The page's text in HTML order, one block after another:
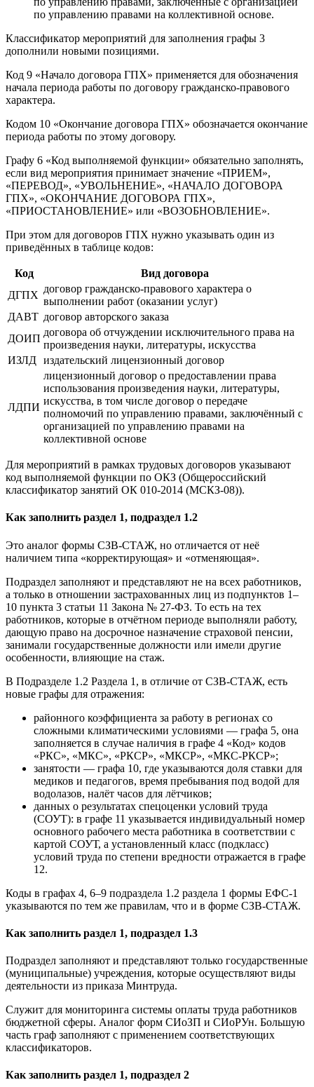
по управлению правами на коллективной основе.
Классификатор мероприятий для заполнения графы 3
дополнили новыми позициями.
Код 9 «Начало договора ГПХ» применяется для обозначения
начала периода работы по договору гражданско-правового
характера.
Кодом 10 «Окончание договора ГПХ» обозначается окончание
периода работы по этому договору.
Графу 6 «Код выполняемой функции» обязательно заполнять,
если вид мероприятия принимает значение «ПРИЕМ»,
«ПЕРЕВОД», «УВОЛЬНЕНИЕ», «НАЧАЛО ДОГОВОРА
ГПХ», «ОКОНЧАНИЕ ДОГОВОРА ГПХ»,
«ПРИОСТАНОВЛЕНИЕ» или «ВОЗОБНОВЛЕНИЕ».
При этом для договоров ГПХ нужно указывать один из
приведённых в таблице кодов:
Код
Вид договора
ДГПХ
договор гражданско-правового характера о
выполнении работ (оказании услуг)
ДАВТ договор авторского заказа
ДОИП
договора об отчуждении исключительного права на
произведения науки, литературы, искусства
ИЗЛД издательский лицензионный договор
ЛДПИ
лицензионный договор о предоставлении права
использования произведения науки, литературы,
искусства, в том числе договор о передаче
полномочий по управлению правами, заключённый с
организацией по управлению правами на
коллективной основе
Для мероприятий в рамках трудовых договоров указывают
код выполняемой функции по ОКЗ (Общероссийский
классификатор занятий ОК 010-2014 (МСКЗ-08)).
Как заполнить раздел 1, подраздел 1.2
Это аналог формы СЗВ-СТАЖ, но отличается от неё
наличием типа «корректирующая» и «отменяющая».
Подраздел заполняют и представляют не на всех работников,
а только в отношении застрахованных лиц из подпунктов 1–
10 пункта 3 статьи 11 Закона № 27-ФЗ. То есть на тех
работников, которые в отчётном периоде выполняли работу,
дающую право на досрочное назначение страховой пенсии,
занимали государственные должности или имели другие
особенности, влияющие на стаж.
В Подразделе 1.2 Раздела 1, в отличие от СЗВ-СТАЖ, есть
новые графы для отражения:
районного коэффициента за работу в регионах со
сложными климатическими условиями — графа 5, она
заполняется в случае наличия в графе 4 «Код» кодов
«РКС», «МКС», «РКСР», «МКСР», «МКС-РКСР»;
занятости — графа 10, где указываются доля ставки для
медиков и педагогов, время пребывания под водой для
водолазов, налёт часов для лётчиков;
данных о результатах спецоценки условий труда
(СОУТ): в графе 11 указывается индивидуальный номер
основного рабочего места работника в соответствии с
картой СОУТ, а установленный класс (подкласс)
условий труда по степени вредности отражается в графе
12.
Коды в графах 4, 6–9 подраздела 1.2 раздела 1 формы ЕФС-1
указываются по тем же правилам, что и в форме СЗВ-СТАЖ.
Как заполнить раздел 1, подраздел 1.3
Подраздел заполняют и представляют только государственные
(муниципальные) учреждения, которые осуществляют виды
деятельности из приказа Минтруда.
Служит для мониторинга системы оплаты труда работников
бюджетной сферы. Аналог форм СИоЗП и СИоРУн. Большую
часть граф заполняют с применением соответствующих
классификаторов.
Как заполнить раздел 1, подраздел 2